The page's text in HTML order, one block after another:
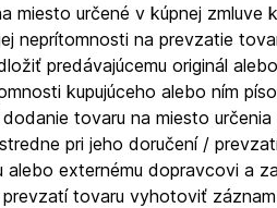
určené v kúpnej zmluve
na prevzatie
predávajúcemu originál
kupujúceho alebo ním
tovaru na miesto určenia
pri jeho doručení /
externému dopravcovi a
tovaru vyhotoviť